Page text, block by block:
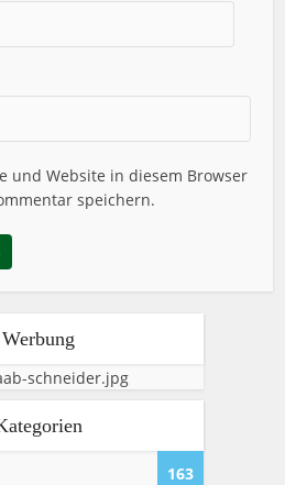
und Website in diesem Browser
speichern.
Werbung
163